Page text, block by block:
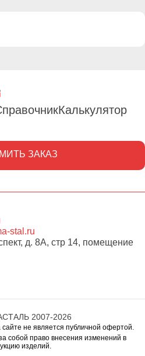
Калькулятор
ЗАКАЗ
stal.ru
д. 8А, стр 14, помещение
2007-2026
не является публичной офертой.
собой право внесения изменений в
изделий.